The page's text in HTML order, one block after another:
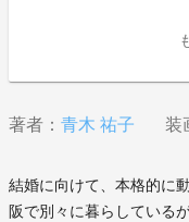
著者： 青木 祐子 装
結婚に向けて、本格的に
阪で別々に暮らしている